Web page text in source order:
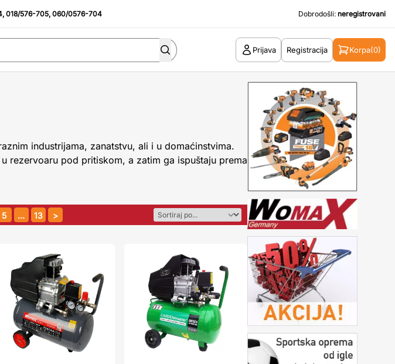
,018/576-705,060/0576-704 Dobrodošli: neregistrovani
Prijava Registracija Korpa(0)
industrijama, zanatstvu, ali i u domaćinstvima.
rezervoaru pod pritiskom, a zatim ga ispuštaju prema
5 … 13